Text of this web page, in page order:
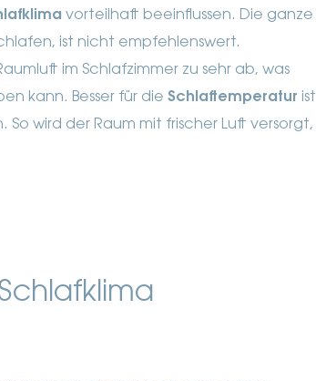
vorteilhaft beeinflussen. Die ganze
ist nicht empfehlenswert.
im Schlafzimmer zu sehr ab, was
kann. Besser für die Schlaftemperatur ist
So wird der Raum mit frischer Luft versorgt,